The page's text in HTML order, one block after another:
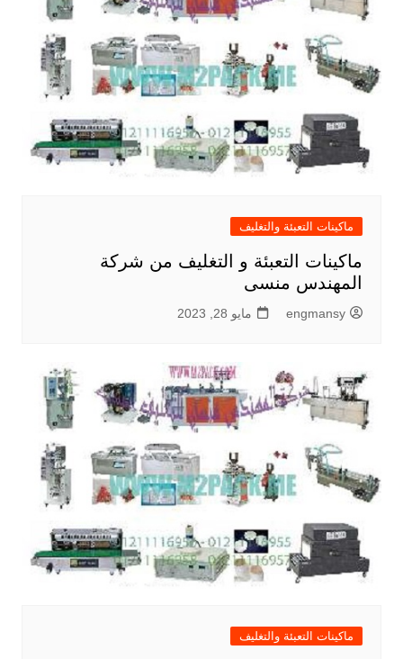
ماكينات التعبئة والتغليف
ماكينات التعبئة و التغليف من شركة
المهندس منسى
engmansy مايو 28, 2023
ماكينات التعبئة والتغليف